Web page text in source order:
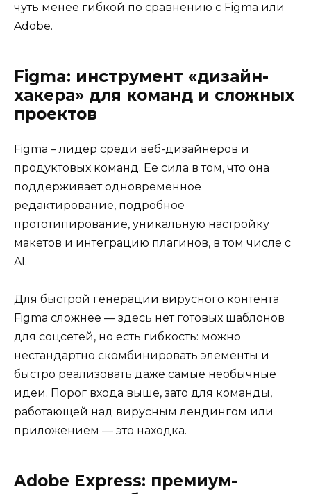
чуть менее гибкой по сравнению с Figma или
Adobe.
Figma: инструмент «дизайн-
хакера» для команд и сложных
проектов
Figma – лидер среди веб-дизайнеров и
продуктовых команд. Ее сила в том, что она
поддерживает одновременное
редактирование, подробное
прототипирование, уникальную настройку
макетов и интеграцию плагинов, в том числе с
AI.
Для быстрой генерации вирусного контента
Figma сложнее — здесь нет готовых шаблонов
для соцсетей, но есть гибкость: можно
нестандартно скомбинировать элементы и
быстро реализовать даже самые необычные
идеи. Порог входа выше, зато для команды,
работающей над вирусным лендингом или
приложением — это находка.
Adobe Express: премиум-